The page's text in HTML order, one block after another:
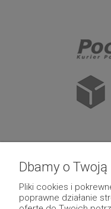
Dbamy o
Pliki cookies i
poprawne działanie